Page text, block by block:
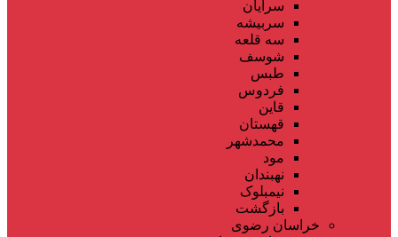
سرایان
سربیشه
سه قلعه
شوسف
طبس
فردوس
قاین
قهستان
محمدشهر
مود
نهبندان
نیمبلوک
بازگشت
خراسان رضوی